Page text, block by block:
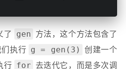
了 gen 方法，这个方法包含了
们执行 g = gen(3)
创建一个
行
for 去迭代它，而是多次调